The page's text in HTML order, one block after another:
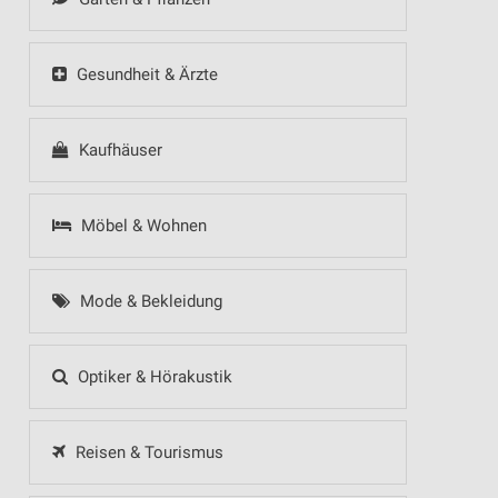
Gesundheit & Ärzte
Kaufhäuser
Möbel & Wohnen
Mode & Bekleidung
Optiker & Hörakustik
Reisen & Tourismus